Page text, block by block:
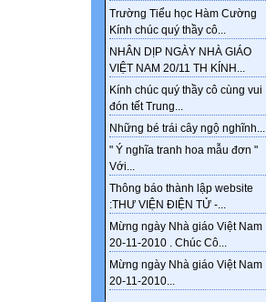
Trường Tiểu học Hàm Cường
Kính chúc quý thầy cô...
NHÂN DỊP NGÀY NHÀ GIÁO
VIỆT NAM 20/11 TH KÍNH...
Kính chúc quý thầy cô cùng vui
đón tết Trung...
Những bé trái cây ngộ nghĩnh...
" Ý nghĩa tranh hoa mẫu đơn "
Với...
Thông báo thành lập website
:THƯ VIỆN ĐIỆN TỬ -...
Mừng ngày Nhà giáo Việt Nam
20-11-2010 . Chúc Cô...
Mừng ngày Nhà giáo Việt Nam
20-11-2010...